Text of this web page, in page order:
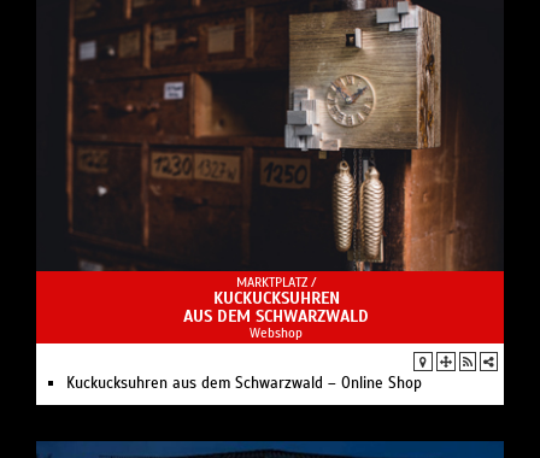
MARKTPLATZ /
KUCKUCKSUHREN
AUS DEM SCHWARZWALD
Webshop
Kuckucksuhren aus dem Schwarzwald – Online Shop